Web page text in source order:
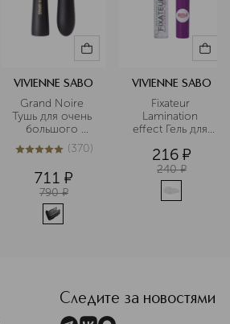
VIVIENNE SABO
Grand Noire
Тушь для очень
большого
объема и
удлинения
4.9из5370 (370)
711 ¤
790 ¤
VIVIENNE SABO
Fixateur
Lamination
effect Гель для
эффектом
ламинирования
216 ¤
240 ¤
Следите за новостями